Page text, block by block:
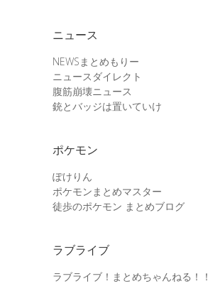
ニュース
NEWSまとめもりー
ニュースダイレクト
腹筋崩壊ニュース
銃とバッジは置いていけ
ポケモン
ぽけりん
ポケモンまとめマスター
徒歩のポケモン まとめブログ
ラブライブ
ラブライブ！まとめちゃんねる！！